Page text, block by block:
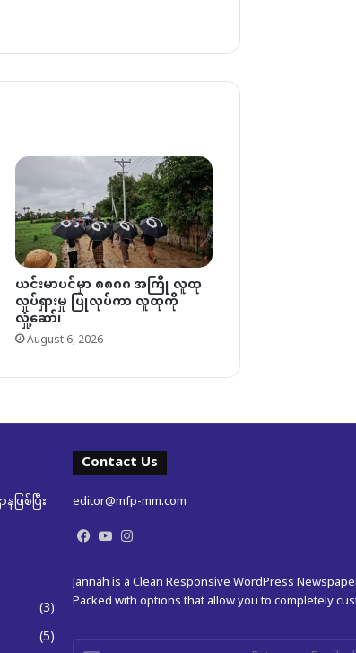
ယင်းမာပင်မှာ ၈၈၈၈ အကြို လူထု
လှုပ်ရှားမှု ပြုလုပ်ကာ လူထုကို
လှုံ့ဆော်၊
August 6, 2026
ြစ်ပြီး
(3)
(5)
Contact Us
editor@mfp-mm.com
Facebook
YouTube
Jannah is a Clean Responsive WordPress
Packed with options that allow you to completely
Enter